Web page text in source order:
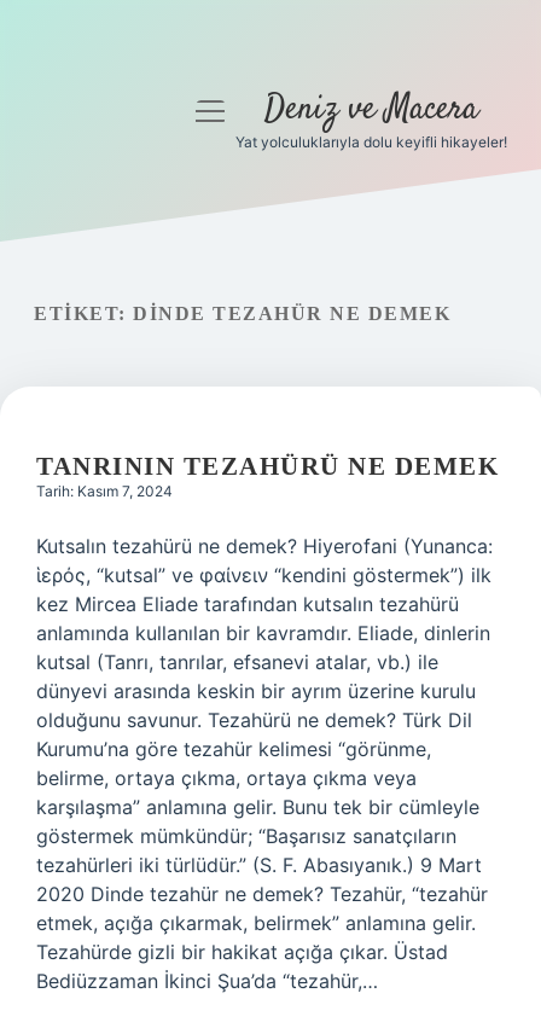
Gizlilik Politikası
menüyüDeniz ve Macera
Yat yolculuklarıyla dolu keyifli hikayeler!
ETIKET: DINDE TEZAHÜR NE DEMEK
TANRININ TEZAHÜRÜ NE DEMEK
Tarih: Kasım 7, 2024
Kutsalın tezahürü ne demek? Hiyerofani (Yunanca:
ἱερός, “kutsal” ve φαίνειν “kendini göstermek”) ilk
kez Mircea Eliade tarafından kutsalın tezahürü
anlamında kullanılan bir kavramdır. Eliade, dinlerin
kutsal (Tanrı, tanrılar, efsanevi atalar, vb.) ile
dünyevi arasında keskin bir ayrım üzerine kurulu
olduğunu savunur. Tezahürü ne demek? Türk Dil
Kurumu’na göre tezahür kelimesi “görünme,
belirme, ortaya çıkma, ortaya çıkma veya
karşılaşma” anlamına gelir. Bunu tek bir cümleyle
göstermek mümkündür; “Başarısız sanatçıların
tezahürleri iki türlüdür.” (S. F. Abasıyanık.) 9 Mart
2020 Dinde tezahür ne demek? Tezahür, “tezahür
etmek, açığa çıkarmak, belirmek” anlamına gelir.
Tezahürde gizli bir hakikat açığa çıkar. Üstad
Bediüzzaman İkinci Şua’da “tezahür,…